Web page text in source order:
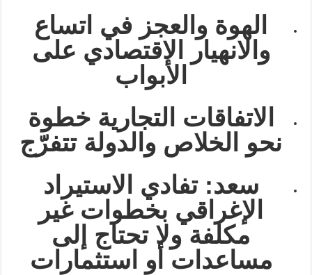
الهوة والعجز في اتساع
والانهيار الاقتصادي على
الأبواب
الاتفاقات التجارية خطوة
نحو الخلاص والدولة تتفرّج
سعد: تفادي الاستيراد
الإغراقي بخطوات غير
مكلفة ولا تحتاج إلى
مساعدات أو استثمارات